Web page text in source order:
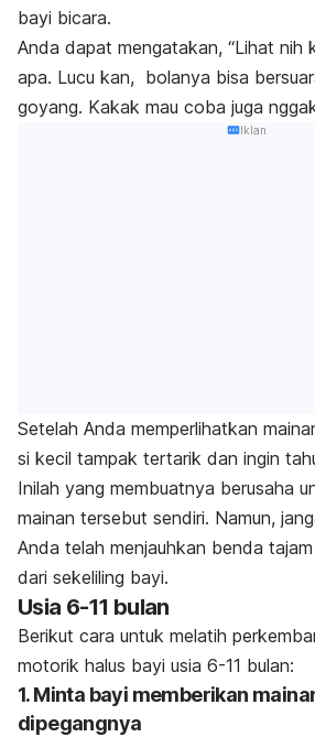
bayi bicara.
Anda dapat mengatakan, “Lihat nih
apa. Lucu kan, bolanya bisa
goyang. Kakak mau coba juga
Iklan
Setelah Anda memperlihatkan
si kecil tampak tertarik dan ingin
Inilah yang membuatnya berusaha
mainan tersebut sendiri. Namun,
Anda telah menjauhkan benda
dari sekeliling bayi.
Usia 6-11 bulan
Berikut cara untuk melatih
motorik halus bayi usia 6-11 bulan:
1. Minta bayi memberikan
dipegangnya